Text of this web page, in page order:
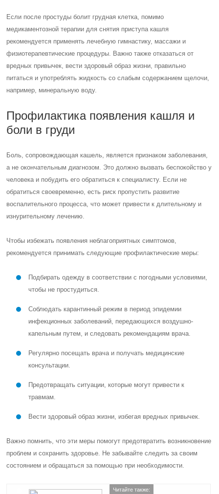
Если после простуды болит грудная клетка, помимо
медикаментозной терапии для снятия приступа кашля
рекомендуется применять лечебную гимнастику, массажи и
физиотерапевтические процедуры. Важно также отказаться от
вредных привычек, вести здоровый образ жизни, правильно
питаться и употреблять жидкость со слабым содержанием щелочи,
например, минеральную воду.
Профилактика появления кашля и
боли в груди
Боль, сопровождающая кашель, является признаком заболевания,
а не окончательным диагнозом. Это должно вызвать беспокойство у
человека и побудить его обратиться к специалисту. Если не
обратиться своевременно, есть риск пропустить развитие
воспалительного процесса, что может привести к длительному и
изнурительному лечению.
Чтобы избежать появления неблагоприятных симптомов,
рекомендуется принимать следующие профилактические меры:
Подбирать одежду в соответствии с погодными условиями,
чтобы не простудиться.
Соблюдать карантинный режим в период эпидемии
инфекционных заболеваний, передающихся воздушно-
капельным путем, и следовать рекомендациям врача.
Регулярно посещать врача и получать медицинские
консультации.
Предотвращать ситуации, которые могут привести к
травмам.
Вести здоровый образ жизни, избегая вредных привычек.
Важно помнить, что эти меры помогут предотвратить возникновение
проблем и сохранить здоровье. Не забывайте следить за своим
состоянием и обращаться за помощью при необходимости.
Читайте также: